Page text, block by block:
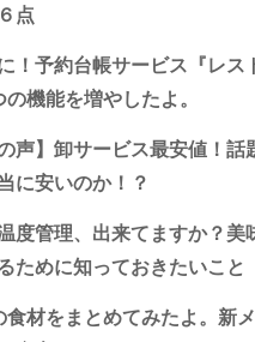
点
！予約台帳サービス『レス
の機能を増やしたよ。
の声】卸サービス最安値！話
に安いのか！？
度管理、出来てますか？美
ために知っておきたいこと
食材をまとめてみたよ。新